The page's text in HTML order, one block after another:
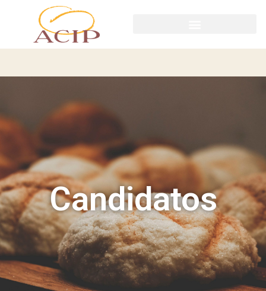
Candidatos